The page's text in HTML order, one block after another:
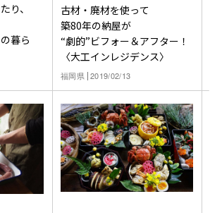
り、
暮ら
古材・廃材を使って
築80年の納屋が
“劇的”ビフォー＆アフター！
〈大工インレジデンス〉
福岡県 2019/02/13